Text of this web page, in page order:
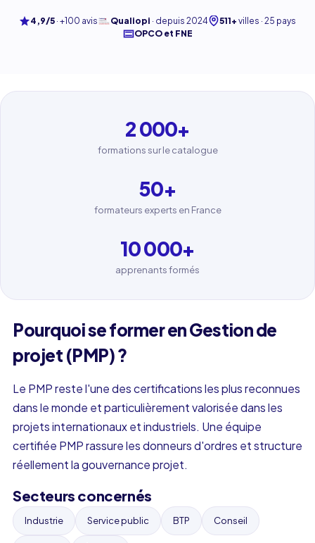
4,9/5 · +100 avis Qualiopi · depuis 2024 511+ villes · 25 pays
OPCO et FNE
2 000+
formations sur le catalogue
50+
formateurs experts en France
10 000+
apprenants formés
Pourquoi se former en Gestion de
projet (PMP) ?
Le PMP reste l'une des certifications les plus reconnues
dans le monde et particulièrement valorisée dans les
projets internationaux et industriels. Une équipe
certifiée PMP rassure les donneurs d'ordres et structure
réellement la gouvernance projet.
Secteurs concernés
Industrie Service public BTP Conseil